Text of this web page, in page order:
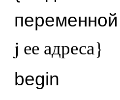
j ее адреса}
begin